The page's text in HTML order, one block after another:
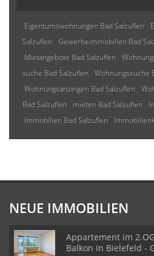
Eigentumswohnungen Bad Salzuflen
Salzuflen
Gewerbeimmobilien Bad
Mietangebote Bad Salzuflen
suche Bad Salzuflen
Wohnungssuche
Wohnungsanzeigen Bad Salzuflen
Bad Salzuflen
mieten Bad Salzuflen
Immobilien Bad Salzuflen
NEUE IMMOBILIEN
Appartement im
Balkon in Bielefeld -